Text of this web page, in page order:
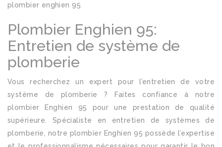
plombier enghien 95
Plombier Enghien 95:
Entretien de système de
plomberie
Vous recherchez un expert pour l’entretien de votre
système de plomberie ? Faites confiance à notre
plombier Enghien 95 pour une prestation de qualité
supérieure. Spécialiste en entretien de systèmes de
plomberie, notre plombier Enghien 95 possède l’expertise